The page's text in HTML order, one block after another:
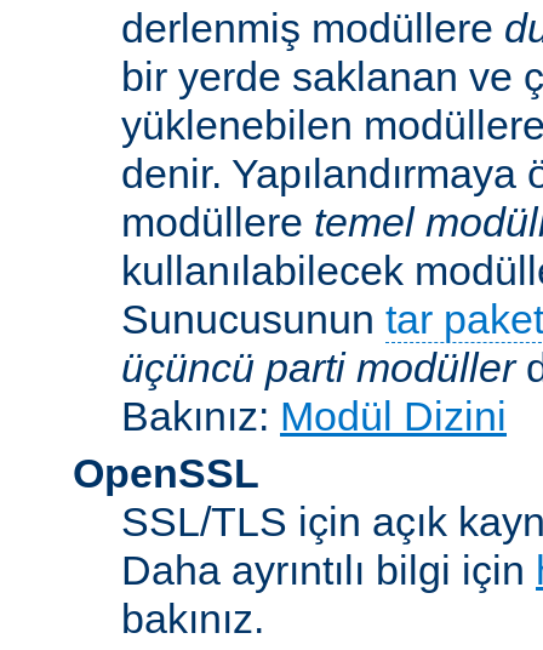
derlenmiş modüllere
bir yerde saklanan ve
yüklenebilen
denir. Yapılandırmaya
modüllere temel
kullanılabilecek
Sunucusunun tar
üçüncü parti modüller
Bakınız: Modül Dizini
OpenSSL
SSL/TLS için açık
Daha ayrıntılı bilgi için
bakınız.